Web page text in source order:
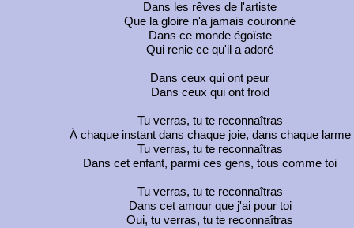
Dans les rêves de l'artiste
Que la gloire n'a jamais couronné
Dans ce monde égoïste
Qui renie ce qu'il a adoré
Dans ceux qui ont peur
Dans ceux qui ont froid
Tu verras, tu te reconnaîtras
À chaque instant dans chaque joie, dans chaque larme
Tu verras, tu te reconnaîtras
Dans cet enfant, parmi ces gens, tous comme toi
Tu verras, tu te reconnaîtras
Dans cet amour que j'ai pour toi
Oui, tu verras, tu te reconnaîtras